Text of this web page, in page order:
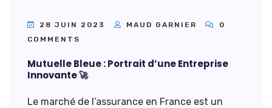
28 JUIN 2023 MAUD GARNIER
0
COMMENTS
Mutuelle Bleue : Portrait d’une Entreprise
Innovante 🚀
Le marché de l’assurance en France est un